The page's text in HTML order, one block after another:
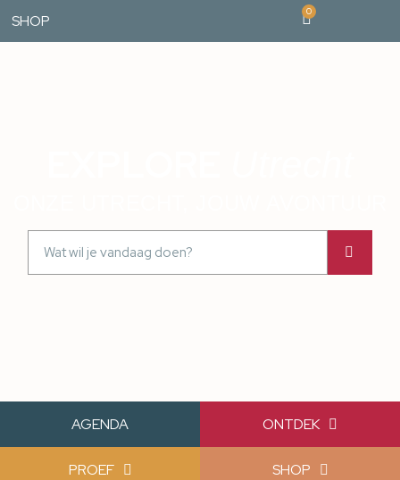
SHOP
0
AGENDA ONTDEK
PROEF SHOP